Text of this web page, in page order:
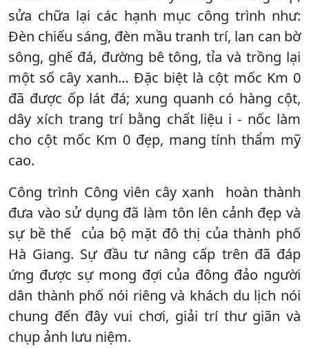
sửa chữa lại các hạnh mục công trình như:
Đèn chiếu sáng, đèn mầu tranh trí, lan can bờ
sông, ghế đá, đường bê tông, tỉa và trồng lại
một số cây xanh… Đặc biệt là cột mốc Km 0
đã được ốp lát đá; xung quanh có hàng cột,
dây xích trang trí bằng chất liệu i - nốc làm
cho cột mốc Km 0 đẹp, mang tính thẩm mỹ
cao.
Công trình Công viên cây xanh hoàn thành
đưa vào sử dụng đã làm tôn lên cảnh đẹp và
sự bề thế của bộ mặt đô thị của thành phố
Hà Giang. Sự đầu tư nâng cấp trên đã đáp
ứng được sự mong đợi của đông đảo người
dân thành phố nói riêng và khách du lịch nói
chung đến đây vui chơi, giải trí thư giãn và
chụp ảnh lưu niệm.